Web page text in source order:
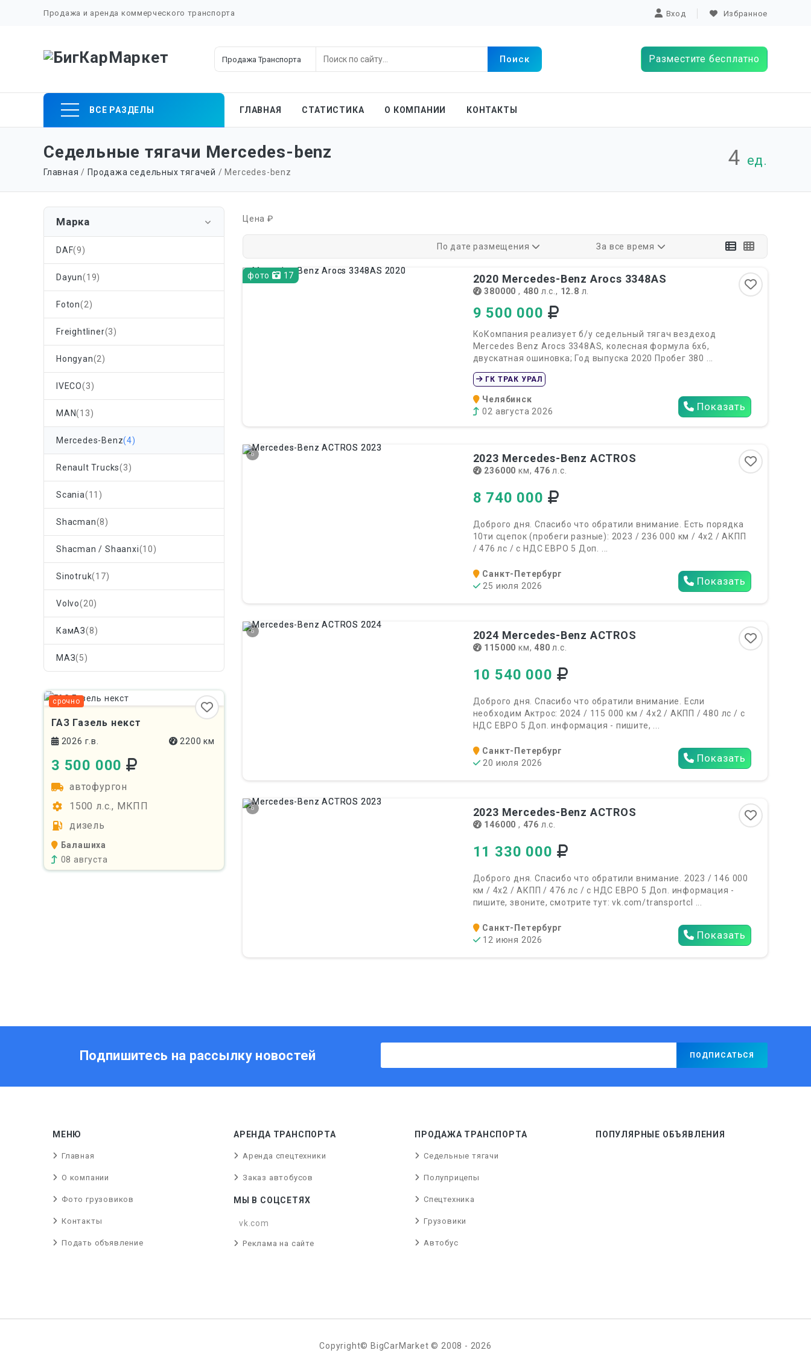
Продажа и аренда коммерческого транспорта Вход Избранное
Разместите бесплатно
ВСЕ РАЗДЕЛЫ
content
ГЛАВНАЯ СТАТИСТИКА О КОМПАНИИ КОНТАКТЫ
Седельные тягачи Mercedes-benz
Главная / Продажа седельных тягачей / Mercedes-benz
4 ед.
Марка
DAF(9)
Dayun(19)
Foton(2)
Freightliner(3)
Hongyan(2)
IVECO(3)
MAN(13)
Mercedes-Benz(4)
Renault Trucks(3)
Scania(11)
Shacman(8)
Shacman / Shaanxi(10)
Sinotruk(17)
Volvo(20)
КамАЗ(8)
МАЗ(5)
срочно
ГАЗ Газель некст
2026 г.в. 2200 км
3 500 000
автофургон
1500 л.с., МКПП
дизель
Балашиха
08 августа
Цена ₽
По дате размещения За все время
фото 17 2020 Mercedes-Benz Arocs 3348AS
380000 , 480 л.с., 12.8 л.
9 500 000
КоКомпания реализует б/у седельный тягач вездеход
Mercedes Benz Arocs 3348AS, колесная формула 6х6,
двускатная ошиновка; Год выпуска 2020 Пробег 380 ...
ГК ТРАК УРАЛ
Челябинск
02 августа 2026
Показать
6 2023 Mercedes-Benz ACTROS
236000 км, 476 л.с.
8 740 000
Доброго дня. Спасибо что обратили внимание. Есть порядка
10ти сцепок (пробеги разные): 2023 / 236 000 км / 4х2 / АКПП
/ 476 лс / с НДС ЕВРО 5 Доп. ...
Санкт-Петербург
25 июля 2026
Показать
6 2024 Mercedes-Benz ACTROS
115000 км, 480 л.с.
10 540 000
Доброго дня. Спасибо что обратили внимание. Если
необходим Актрос: 2024 / 115 000 км / 4х2 / АКПП / 480 лс / с
НДС ЕВРО 5 Доп. информация - пишите, ...
Санкт-Петербург
20 июля 2026
Показать
6 2023 Mercedes-Benz ACTROS
146000 , 476 л.с.
11 330 000
Доброго дня. Спасибо что обратили внимание. 2023 / 146 000
км / 4х2 / АКПП / 476 лс / с НДС ЕВРО 5 Доп. информация -
пишите, звоните, смотрите тут: vk.com/transportcl ...
Санкт-Петербург
12 июня 2026
Показать
Подпишитесь на рассылку новостей
МЕНЮ
Главная
О компании
Фото грузовиков
Контакты
Подать объявление
АРЕНДА ТРАНСПОРТА
Аренда спецтехники
Заказ автобусов
МЫ В СОЦСЕТЯХ
vk.com
Реклама на сайте
ПРОДАЖА ТРАНСПОРТА
Седельные тягачи
Полуприцепы
Спецтехника
Грузовики
Автобус
ПОПУЛЯРНЫЕ ОБЪЯВЛЕНИЯ
Copyright© BigCarMarket © 2008 - 2026